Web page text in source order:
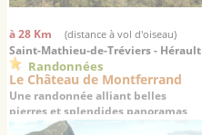
à 28 Km (distance à vol d'oiseau)
Saint-Mathieu-de-Tréviers - Hérault
Randonnées
Le Château de Montferrand
Une randonnée alliant belles
pierres et splendides panoramas